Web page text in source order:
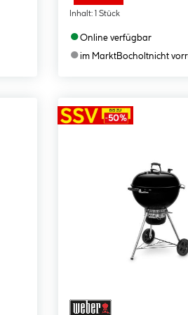
Inhalt: 1 Stück
●Online verfügbar
●im MarktBocholtnicht